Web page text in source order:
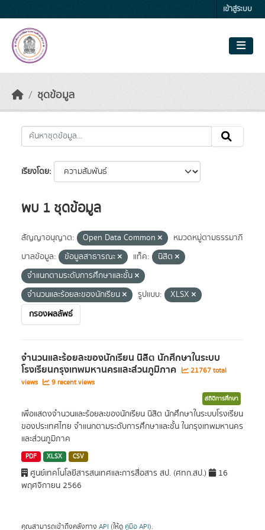
เข้าสู่ระบบ
ชุดข้อมูล
เรียงโดย
พบ 1 ชุดข้อมูล
สัญญาอนุญาต: Open Data Common
หมวดหมู่ตามธรรมาภิ
บาลข้อมูล:
ข้อมูลสาธารณะ แท็ค:
นิสิต
จำแนกตามระดับการศึกษาและชั้น
จำนวนและร้อยละของนักเรียน
รูปแบบ:
XLSX
กรองผลลัพธ์
จำนวนและร้อยละของนักเรียน นิสิต นักศึกษาในระบบ
โรงเรียนกรุงเทพมหานครและส่วนภูมิภาค
21767 total
views
9 recent views
สถิติการศึกษา
เพื่อแสดงจำนวนและร้อยละของนักเรียน นิสิต นักศึกษาในระบบโรงเรียน
ของประเทศไทย จำแนกตามระดับการศึกษาและชั้น ในกรุงเทพมหานคร
และส่วนภูมิภาค
PDF XLSX CSV
ศูนย์เทคโนโลยีสารสนเทศและการสื่อสาร สป. (ศทก.สป.)
16
พฤศจิกายน 2566
คุณสามารถเข้าถึงคลังทาง API (ให้ดู คู่มือ API).